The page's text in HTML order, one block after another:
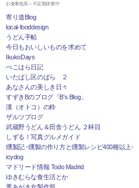
お食事処系～不定期休業中
寄り道Blog
local-fooddesign
うどん手帖
今日もおいしいものを求めて
IkukoDays
ぺこはら日記
いたばし区のばら ２
あなさんの美しき日々
すずきBのブログ「B's Blog」
漢（オトコ）の粋
ザルツブログ
武蔵野うどん＆田舎うどん ２杯目
しずる！写真グルメガイド
燻製記 -燻製の作り方と燻製レシピ400種以上-
icydog
マドリード情報 Todo Madrid
ゆきむらな食生活とか